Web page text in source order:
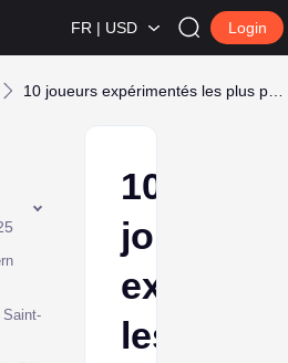
FR | USD Login
Saint-
10
joueurs
les